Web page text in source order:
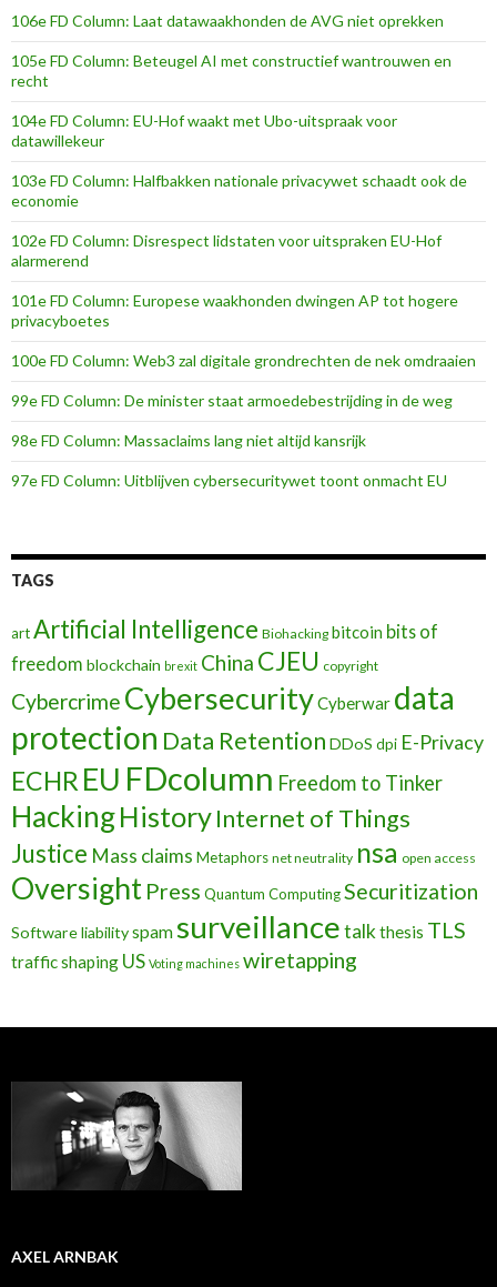
106e FD Column: Laat datawaakhonden de AVG niet oprekken
105e FD Column: Beteugel AI met constructief wantrouwen en
recht
104e FD Column: EU-Hof waakt met Ubo-uitspraak voor
datawillekeur
103e FD Column: Halfbakken nationale privacywet schaadt ook de
economie
102e FD Column: Disrespect lidstaten voor uitspraken EU-Hof
alarmerend
101e FD Column: Europese waakhonden dwingen AP tot hogere
privacyboetes
100e FD Column: Web3 zal digitale grondrechten de nek omdraaien
99e FD Column: De minister staat armoedebestrijding in de weg
98e FD Column: Massaclaims lang niet altijd kansrijk
97e FD Column: Uitblijven cybersecuritywet toont onmacht EU
TAGS
artArtificial Intelligence Biohacking bitcoin bits of
freedom blockchain brexit China CJEU copyright
Cybercrime CybersecurityCyberwar data
protection Data Retention DDoS dpi E-Privacy
ECHR EU FDcolumn Freedom to Tinker
HackingHistoryInternet of Things
Justice Mass claims Metaphors net neutrality nsa open access
Oversight Press Quantum ComputingSecuritization
Software liabilityspamsurveillancetalk thesis TLS
traffic shaping US Voting machines wiretapping
AXEL ARNBAK